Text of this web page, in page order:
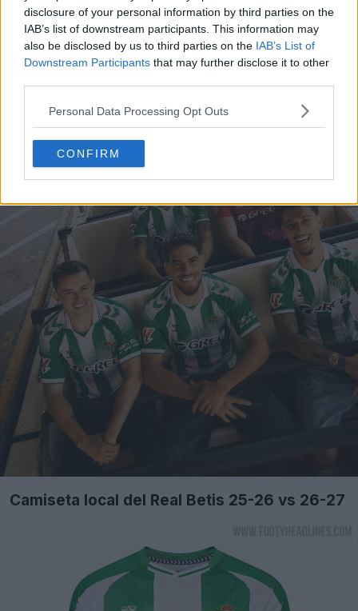
disclosure of your personal information by third parties on the
IAB’s list of downstream participants. This information may
also be disclosed by us to third parties on the IAB’s List of
Downstream Participants that may further disclose it to other
Personal Data Processing Opt Outs
CONFIRM
en forma de chevron en blanco y negro.
Camiseta local del Real Betis 25-26 vs 26-27